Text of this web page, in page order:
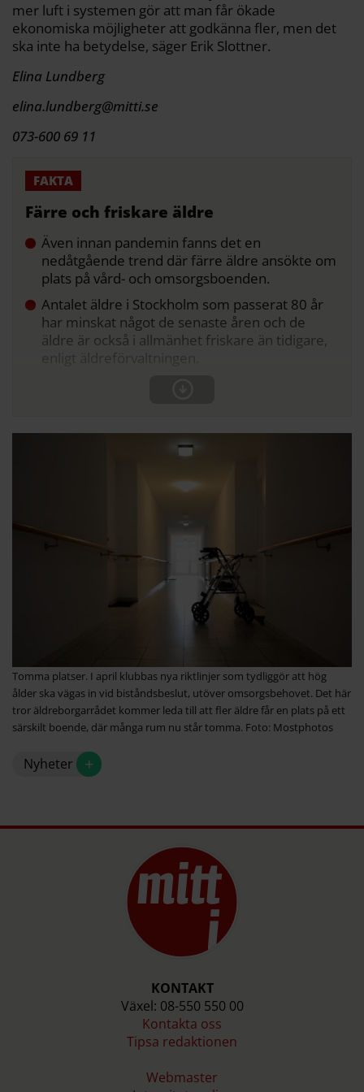
mer luft i systemen gör att man får ökade
ekonomiska möjligheter att godkänna fler, men det
ska inte ha betydelse, säger Erik Slottner.
Elina Lundberg
elina.lundberg@mitti.se
073-600 69 11
Färre och friskare äldre
Även innan pandemin fanns det en
nedåtgående trend där färre äldre ansökte om
plats på vård- och omsorgsboenden.
Antalet äldre i Stockholm som passerat 80 år
har minskat något de senaste åren och de
äldre är också i allmänhet friskare än tidigare,
enligt äldreförvaltningen.
Tomma platser. I april klubbas nya riktlinjer som tydliggör att hög
ålder ska vägas in vid biståndsbeslut, utöver omsorgsbehovet. Det här
tror äldreborgarrådet kommer leda till att fler äldre får en plats på ett
särskilt boende, där många rum nu står tomma. Foto: Mostphotos
Nyheter +
KONTAKT
Växel: 08-550 550 00
Kontakta oss
Tipsa redaktionen
Webmaster